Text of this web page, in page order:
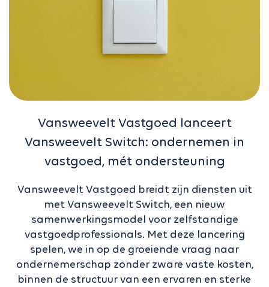
Vansweevelt Vastgoed lanceert
Vansweevelt Switch: ondernemen in
vastgoed, mét ondersteuning
Vansweevelt Vastgoed breidt zijn diensten uit
met Vansweevelt Switch, een nieuw
samenwerkingsmodel voor zelfstandige
vastgoedprofessionals. Met deze lancering
spelen, we in op de groeiende vraag naar
ondernemerschap zonder zware vaste kosten,
binnen de structuur van een ervaren en sterke